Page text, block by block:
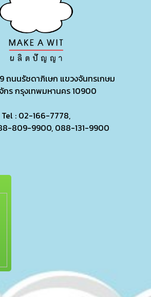
ถนนรัชดาภิเษก แขวงจันทรเกษม
กร กรุงเทพมหานคร 10900
Tel : 02-166-7778,
809-9900, 088-131-9900